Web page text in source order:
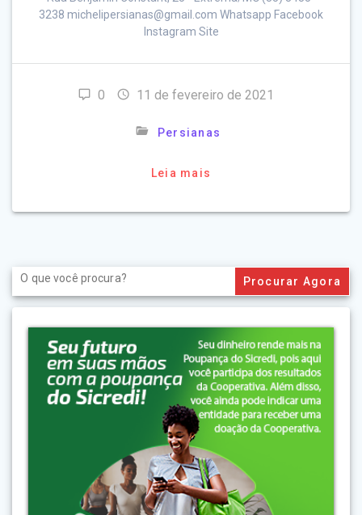
3238 michelipersianas@gmail.com Whatsapp Facebook
Instagram Site
0 11 de fevereiro de 2021
Persianas
Leia mais
Search
for: